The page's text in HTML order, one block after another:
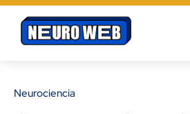
Neurociencia